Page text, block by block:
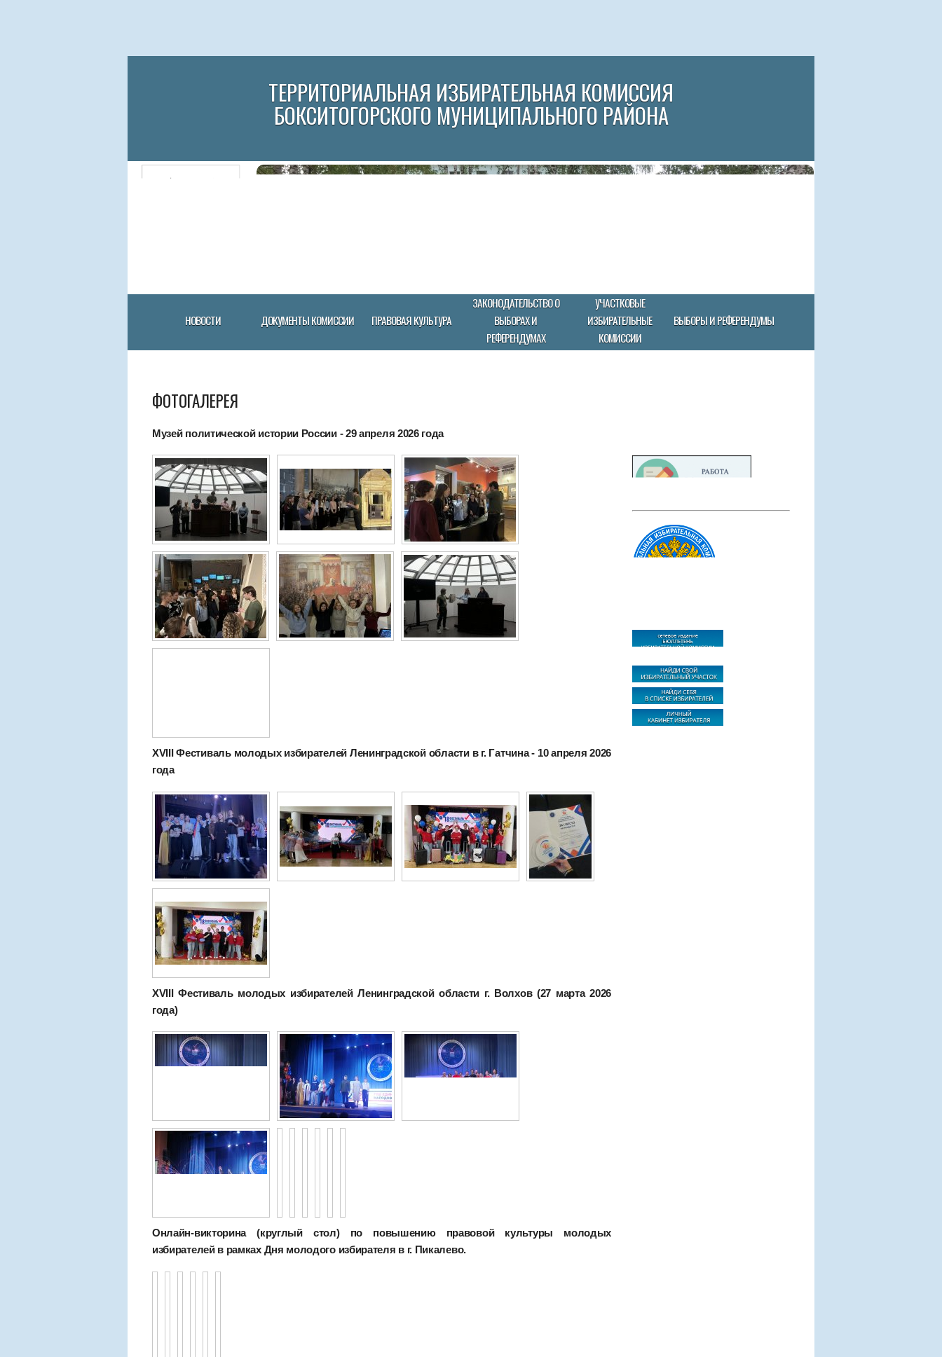
ТЕРРИТОРИАЛЬНАЯ ИЗБИРАТЕЛЬНАЯ КОМИССИЯ
БОКСИТОГОРСКОГО МУНИЦИПАЛЬНОГО РАЙОНА
НОВОСТИ ДОКУМЕНТЫ КОМИССИИ ПРАВОВАЯ КУЛЬТУРА
ЗАКОНОДАТЕЛЬСТВО О
ВЫБОРАХ И
РЕФЕРЕНДУМАХ
УЧАСТКОВЫЕ
ИЗБИРАТЕЛЬНЫЕ
КОМИССИИ
ВЫБОРЫ И РЕФЕРЕНДУМЫ
ФОТОГАЛЕРЕЯ
Музей политической истории России - 29 апреля 2026 года
XVIII Фестиваль молодых избирателей Ленинградской области в г. Гатчина - 10 апреля 2026
года
XVIII Фестиваль молодых избирателей Ленинградской области г. Волхов (27 марта 2026
года)
Онлайн-викторина (круглый стол) по повышению правовой культуры молодых
избирателей в рамках Дня молодого избирателя в г. Пикалево.